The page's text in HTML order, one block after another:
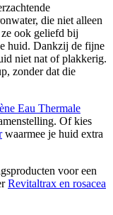
die niet alleen
ook geliefd bij
huid. Dankzij de fijne
niet nat of plakkerig.
zonder dat die
Eau Thermale
Of kies
waarmee je huid extra
voor een
Revitaltrax en rosacea